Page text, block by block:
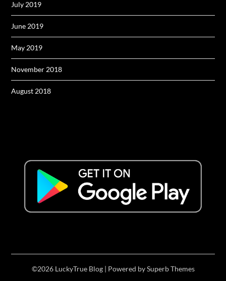
July 2019
June 2019
May 2019
November 2018
August 2018
©2026 LuckyTrue Blog | Powered bySuperb Themes